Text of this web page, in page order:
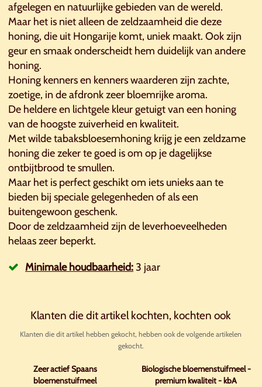
afgelegen en natuurlijke gebieden van de wereld.
Maar het is niet alleen de zeldzaamheid die deze
honing, die uit Hongarije komt, uniek maakt. Ook zijn
geur en smaak onderscheidt hem duidelijk van andere
honing.
Honing kenners en kenners waarderen zijn zachte,
zoetige, in de afdronk zeer bloemrijke aroma.
De heldere en lichtgele kleur getuigt van een honing
van de hoogste zuiverheid en kwaliteit.
Met wilde tabaksbloesemhoning krijg je een zeldzame
honing die zeker te goed is om op je dagelijkse
ontbijtbrood te smullen.
Maar het is perfect geschikt om iets unieks aan te
bieden bij speciale gelegenheden of als een
buitengewoon geschenk.
Door de zeldzaamheid zijn de leverhoeveelheden
helaas zeer beperkt.
Minimale houdbaarheid: 3 jaar
Klanten die dit artikel kochten, kochten ook
Klanten die dit artikel hebben gekocht, hebben ook de volgende artikelen
gekocht.
Zeer actief Spaans
bloemenstuifmeel
Biologische bloemenstuifmeel -
premium kwaliteit - kbA